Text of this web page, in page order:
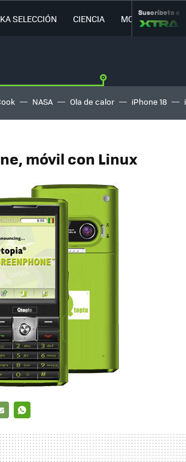
SELECCIÓN CIENCIA MOVILIDAD
Suscríbete a
NASA Ola de calor iPhone 18
móvil con Linux